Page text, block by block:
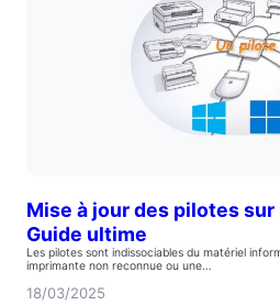
Mise à jour des pilotes sur
Guide ultime
Les pilotes sont indissociables du matériel
imprimante non reconnue ou une…
18/03/2025